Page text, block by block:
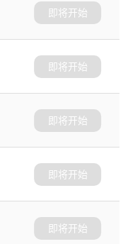
即将开始
即将开始
即将开始
即将开始
即将开始